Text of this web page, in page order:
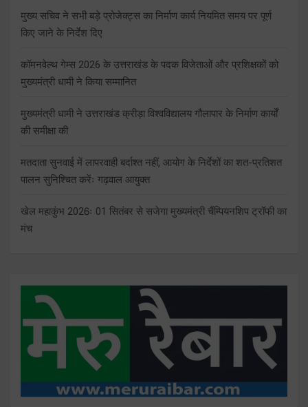
मुख्य सचिव ने सभी बड़े प्रोजेक्ट्स का निर्माण कार्य नियमित समय पर पूर्ण
किए जाने के निर्देश दिए
कॉमनवेल्थ गेम्स 2026 के उत्तराखंड के पदक विजेताओं और प्रशिक्षकों को
मुख्यमंत्री धामी ने किया सम्मानित
मुख्यमंत्री धामी ने उत्तराखंड क्रीड़ा विश्वविद्यालय गौलापार के निर्माण कार्यों
की समीक्षा की
मतदाता सुनवाई में लापरवाही बर्दाश्त नहीं, आयोग के निर्देशों का शत-प्रतिशत
पालन सुनिश्चित करेंः गढ़वाल आयुक्त
खेल महाकुंभ 2026ः 01 सितंबर से सजेगा मुख्यमंत्री चैंम्पियनशिप ट्रॉफी का
मंच